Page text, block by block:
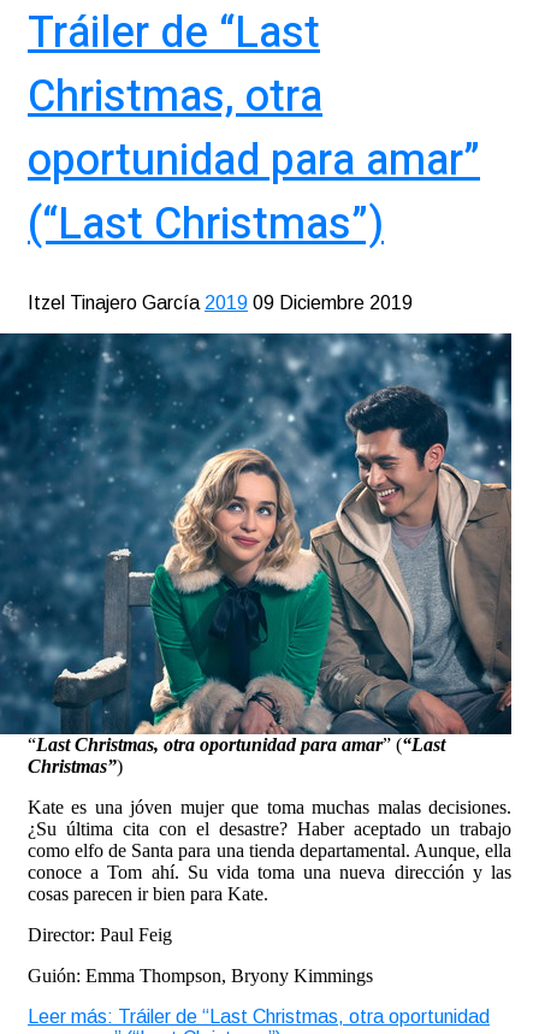
Tráiler de “Last
Christmas, otra
oportunidad para amar”
(“Last Christmas”)
Itzel Tinajero García 2019 09 Diciembre 2019
“Last Christmas, otra oportunidad para amar” (“Last
Christmas”)
Kate es una jóven mujer que toma muchas malas decisiones.
¿Su última cita con el desastre? Haber aceptado un trabajo
como elfo de Santa para una tienda departamental. Aunque, ella
conoce a Tom ahí. Su vida toma una nueva dirección y las
cosas parecen ir bien para Kate.
Director: Paul Feig
Guión: Emma Thompson, Bryony Kimmings
Leer más: Tráiler de “Last Christmas, otra oportunidad